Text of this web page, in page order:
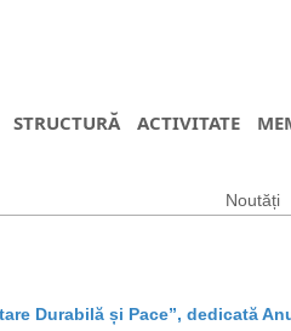
STRUCTURĂ ACTIVITATE
Noutăți
Durabilă și Pace”, dedicată